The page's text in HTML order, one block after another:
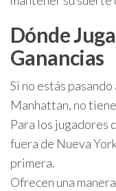
Dónde
Ganancias
Si no estás
Manhattan, no
Para los jugadores
fuera de Nueva
primera.
Ofrecen una